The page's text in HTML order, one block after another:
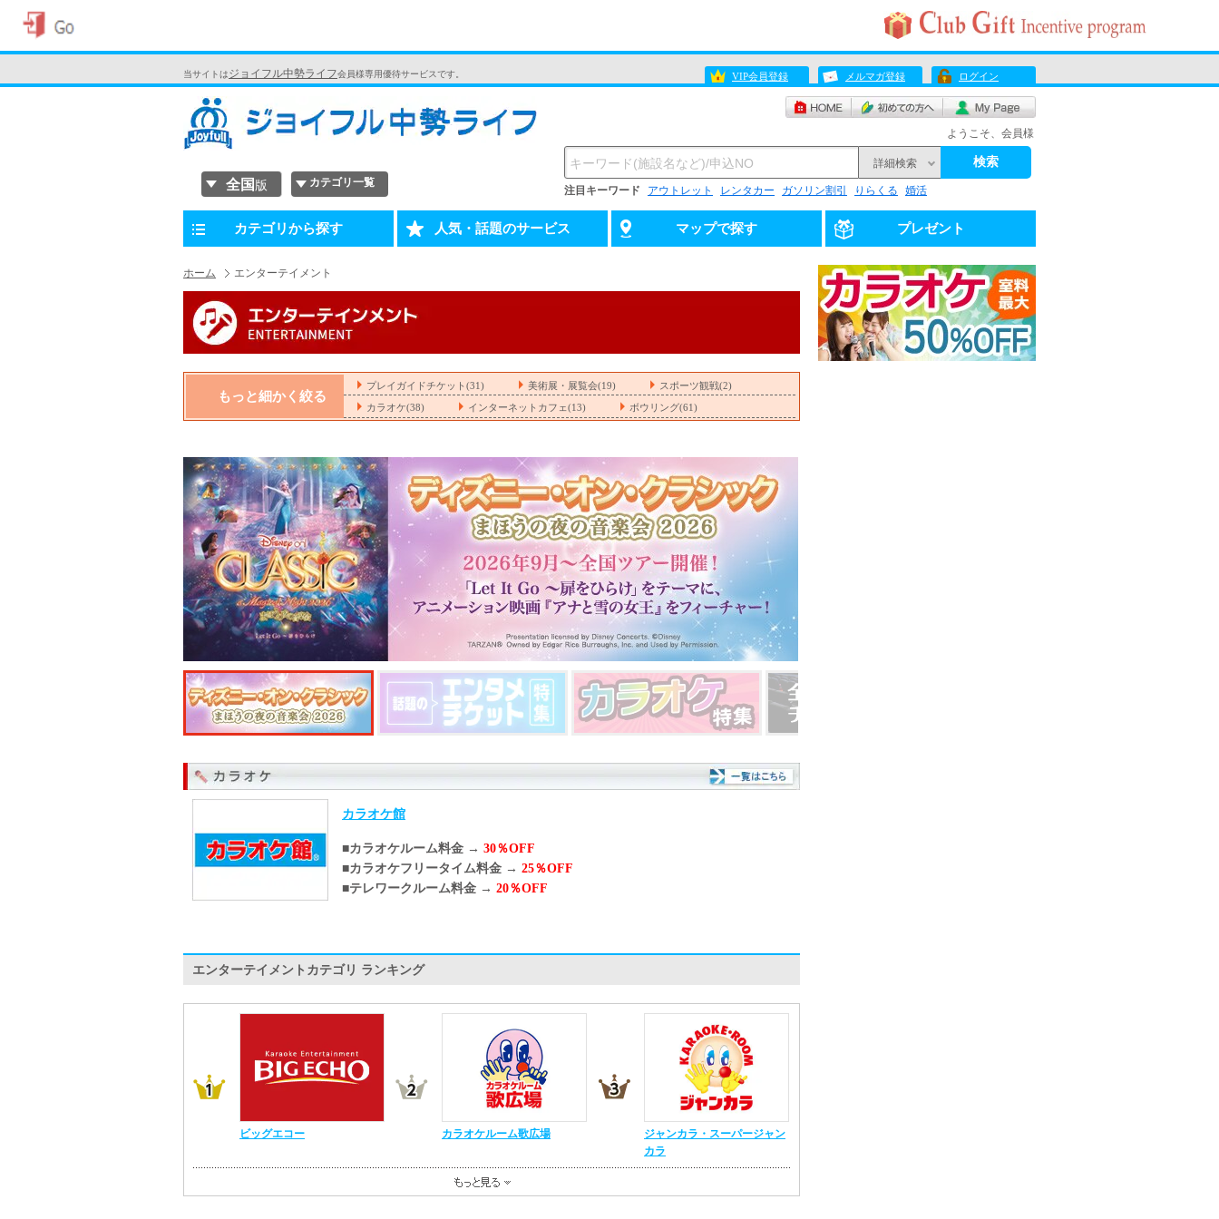
当サイトはジョイフル中勢ライフ会員様専用優待サービスです。 VIP会員登録 メルマガ登録 ログイン
ようこそ、会員様
全国 版 カテゴリ一覧
詳細検索 検索
注目キーワード アウトレット レンタカー ガソリン割引 りらくる 婚活
カテゴリから探す 人気・話題のサービス マップで探す プレゼント
ホーム エンターテイメント
もっと細かく絞る
プレイガイドチケット(31) 美術展・展覧会(19)
スポーツ観戦(2)
カラオケ(38)
インターネットカフェ(13) ボウリング(61)
カラオケ館
■カラオケルーム料金 → 30％OFF
■カラオケフリータイム料金 → 25％OFF
■テレワークルーム料金 → 20％OFF
エンターテイメントカテゴリ ランキング
ビッグエコー カラオケルーム歌広場
ジャンカラ・スーパージャン
カラ